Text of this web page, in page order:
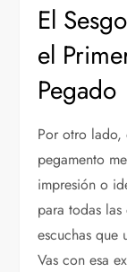
El
el
Pegado
Por otro lado,
pegamento
impresión o
para todas
escuchas que
Vas con esa